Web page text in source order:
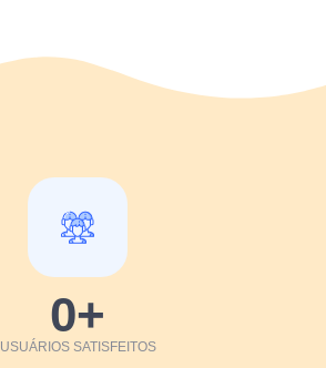
USUÁRIOS SATISFEITOS
0+